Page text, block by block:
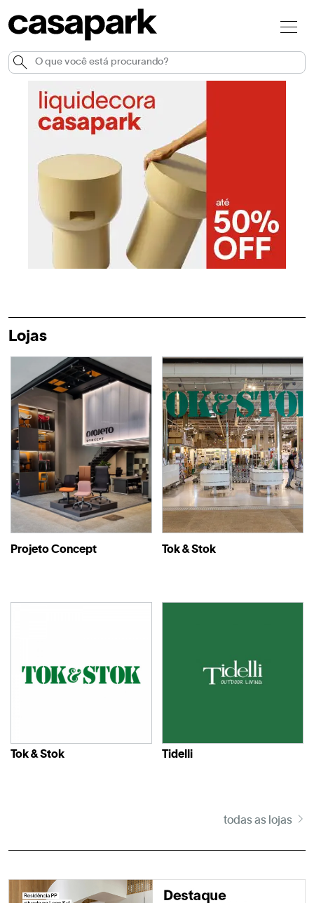
Lojas
Projeto Concept Tok & Stok
Tok & Stok Tidelli
todas as lojas